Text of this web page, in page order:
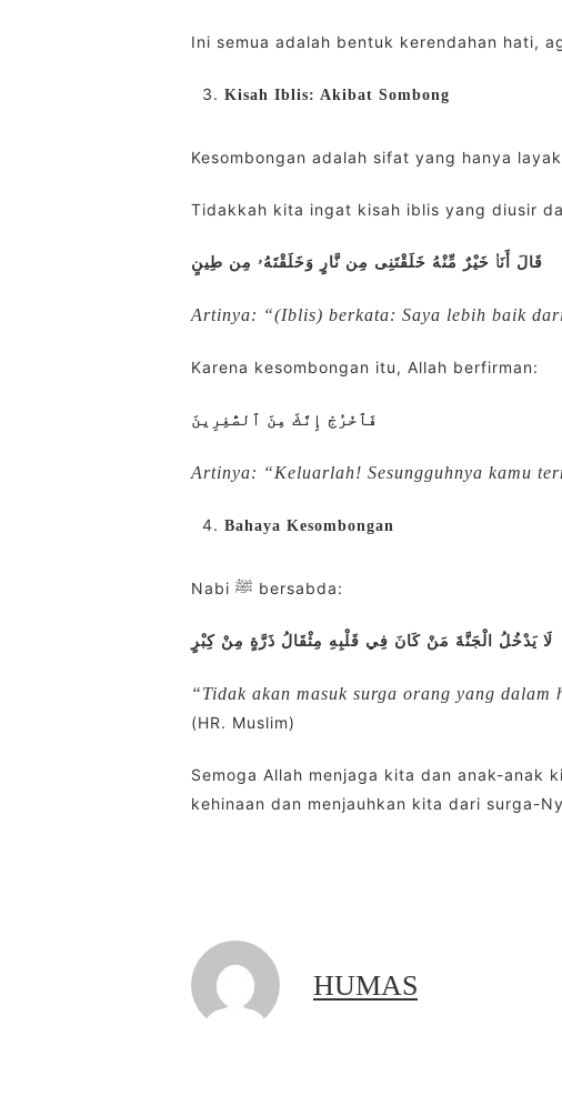
Ini semua adalah bentuk kerendahan hati,
Kisah Iblis: Akibat Sombong
Kesombongan adalah sifat yang hanya
Tidakkah kita ingat kisah iblis yang diusir
قَالَ أَنَا۠ خَيْرٌ مِّنْهُ خَلَقْتَنِى مِن نَّارٍ وَخَلَقْتَهُۥ مِن طِينٍ
Artinya: “(Iblis) berkata: Saya lebih baik
Karena kesombongan itu, Allah berfirman:
فَٱخْرُجْ إِنَّكَ مِنَ ٱلصَّٰغِرِينَ
Artinya: “Keluarlah! Sesungguhnya kamu
Bahaya Kesombongan
Nabi ﷺ bersabda:
لَا يَدْخُلُ الْجَنَّةَ مَنْ كَانَ فِي قَلْبِهِ مِثْقَالُ ذَرَّةٍ مِنْ كِبْرٍ
“Tidak akan masuk surga orang yang
(HR. Muslim)
Semoga Allah menjaga kita dan anak-anak
kehinaan dan menjauhkan kita dari surga-
HUMAS